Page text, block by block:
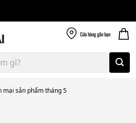
Cửa hànggần bạn
mại sản phẩm tháng 5